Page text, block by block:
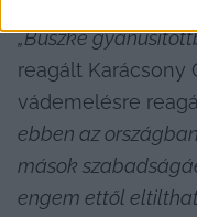
„Büszke
reagált Karácsony
vádemelésre
ebben az
mások
engem ettől